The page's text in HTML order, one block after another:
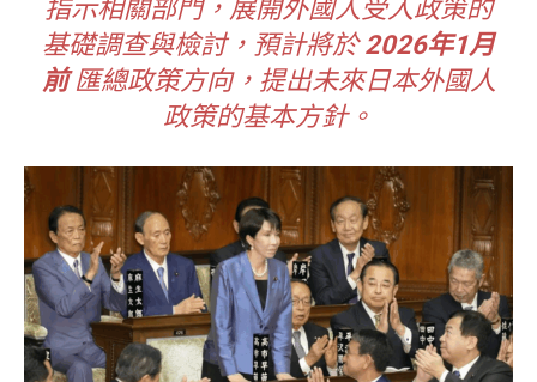
指示相關部門，展開外國人受入政策的
基礎調查與檢討，預計將於2026年1月
前匯總政策方向，提出未來日本外國人
政策的基本方針。